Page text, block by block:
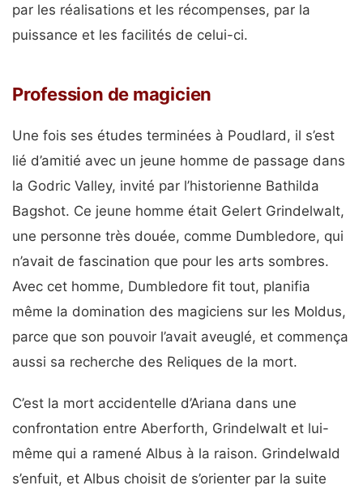
par les réalisations et les récompenses, par la
puissance et les facilités de celui-ci.
Profession de magicien
Une fois ses études terminées à Poudlard, il s’est
lié d’amitié avec un jeune homme de passage dans
la Godric Valley, invité par l’historienne Bathilda
Bagshot. Ce jeune homme était Gelert Grindelwalt,
une personne très douée, comme Dumbledore, qui
n’avait de fascination que pour les arts sombres.
Avec cet homme, Dumbledore fit tout, planifia
même la domination des magiciens sur les Moldus,
parce que son pouvoir l’avait aveuglé, et commença
aussi sa recherche des Reliques de la mort.
C’est la mort accidentelle d’Ariana dans une
confrontation entre Aberforth, Grindelwalt et lui-
même qui a ramené Albus à la raison. Grindelwald
s’enfuit, et Albus choisit de s’orienter par la suite